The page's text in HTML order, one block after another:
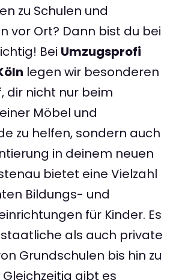
zu Schulen und
vor Ort? Dann bist du bei
Bei Umzugsprofi
legen wir besonderen
dir nicht nur beim
Möbel und
zu helfen, sondern auch
in deinem neuen
bietet eine Vielzahl
Bildungs- und
für Kinder. Es
als auch private
Grundschulen bis hin zu
gibt es